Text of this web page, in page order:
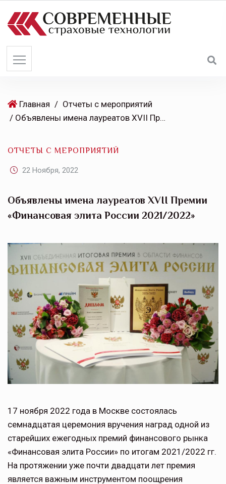
Главная / Отчеты с мероприятий
/ Объявлены имена лауреатов XVII Премии «Финансовая элита России 2021/2022»
ОТЧЕТЫ С МЕРОПРИЯТИЙ
22 Ноября, 2022
Объявлены имена лауреатов XVII Премии
«Финансовая элита России 2021/2022»
17 ноября 2022 года в Москве состоялась
семнадцатая церемония вручения наград одной из
старейших ежегодных премий финансового рынка
«Финансовая элита России» по итогам 2021/2022 гг.
На протяжении уже почти двадцати лет премия
является важным инструментом поощрения